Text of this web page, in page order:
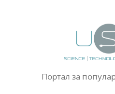
Портал за